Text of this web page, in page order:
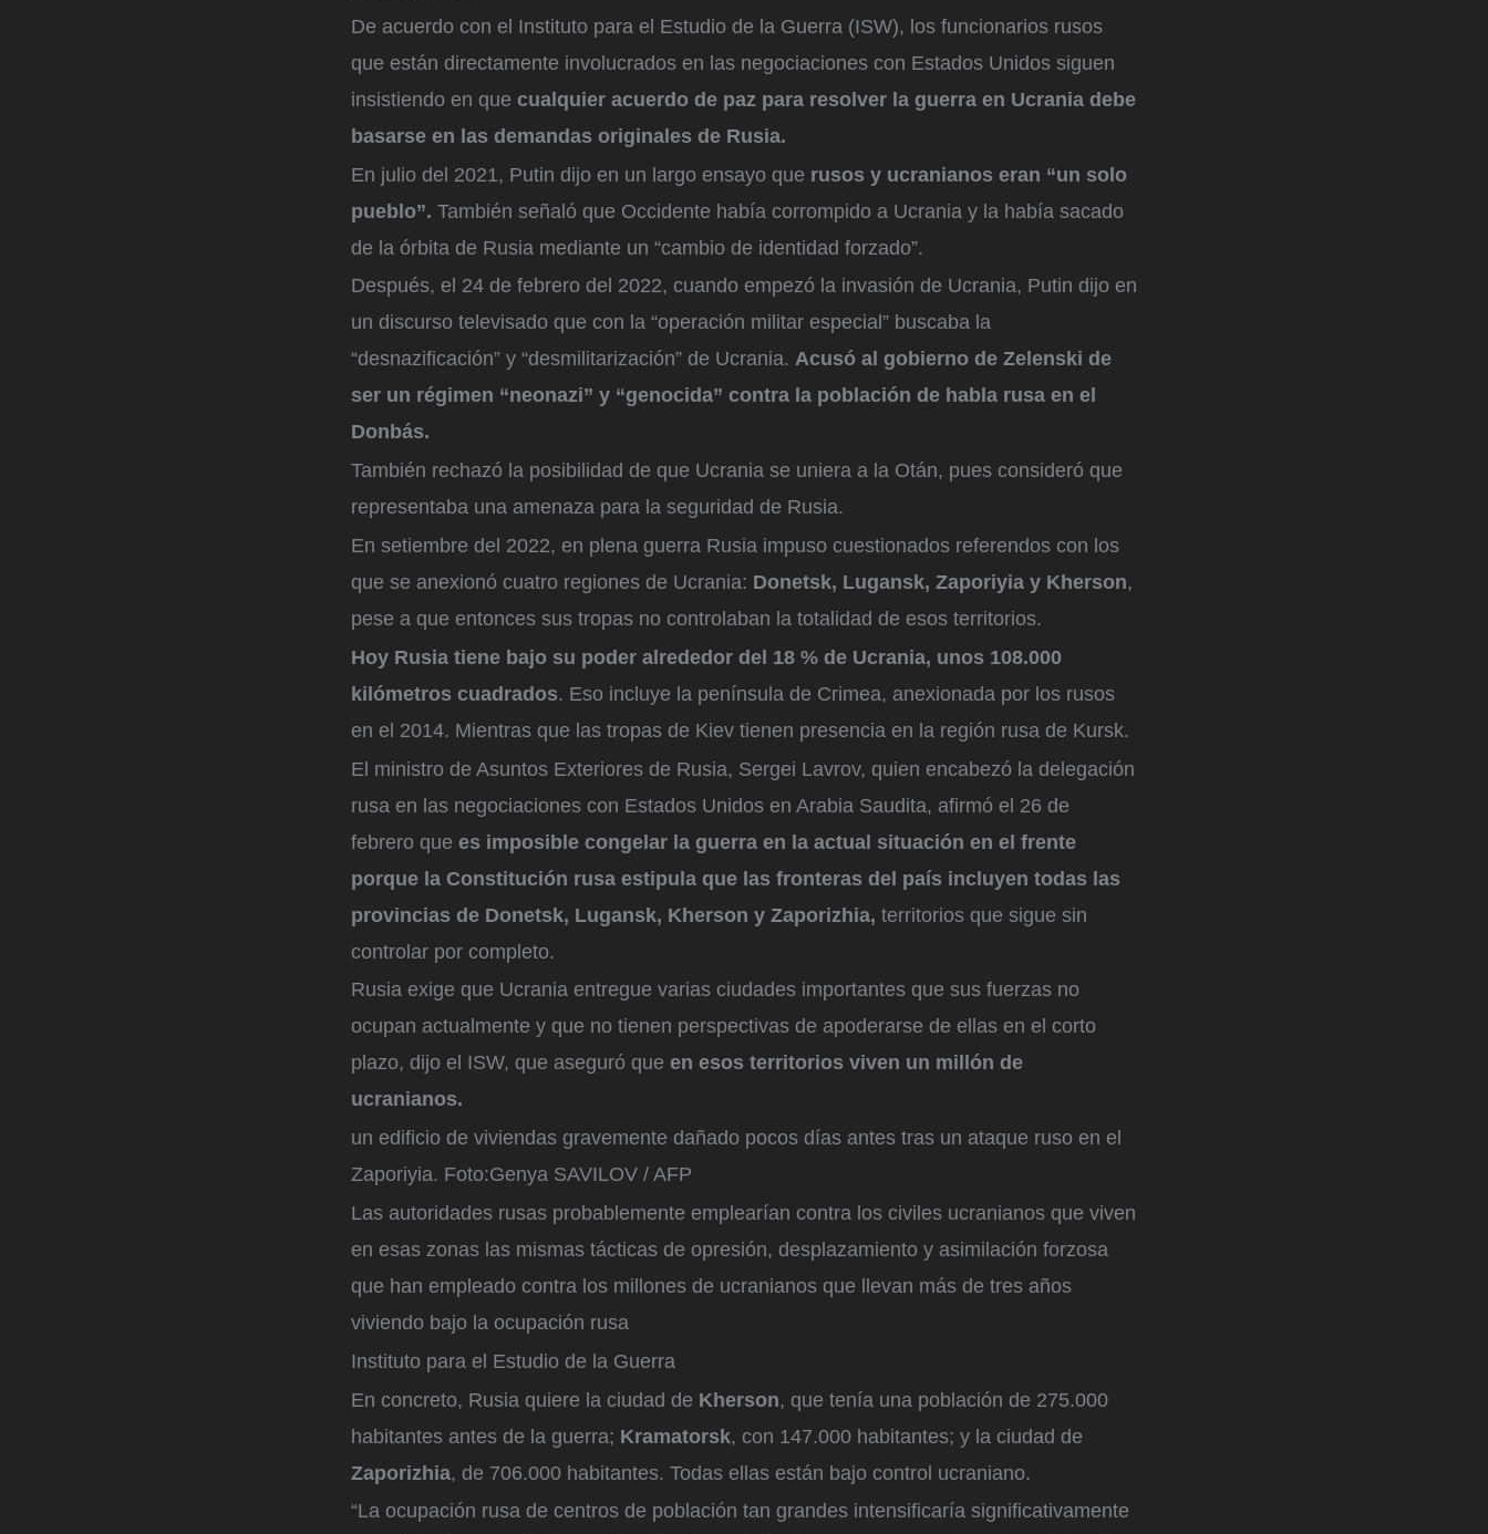
De acuerdo con el Instituto para el Estudio de la Guerra (ISW), los funcionarios rusos
que están directamente involucrados en las negociaciones con Estados Unidos siguen
insistiendo en que cualquier acuerdo de paz para resolver la guerra en Ucrania debe
basarse en las demandas originales de Rusia.
En julio del 2021, Putin dijo en un largo ensayo que rusos y ucranianos eran “un solo
pueblo”. También señaló que Occidente había corrompido a Ucrania y la había sacado
de la órbita de Rusia mediante un “cambio de identidad forzado”.
Después, el 24 de febrero del 2022, cuando empezó la invasión de Ucrania, Putin dijo en
un discurso televisado que con la “operación militar especial” buscaba la
“desnazificación” y “desmilitarización” de Ucrania. Acusó al gobierno de Zelenski de
ser un régimen “neonazi” y “genocida” contra la población de habla rusa en el
Donbás.
También rechazó la posibilidad de que Ucrania se uniera a la Otán, pues consideró que
representaba una amenaza para la seguridad de Rusia.
En setiembre del 2022, en plena guerra Rusia impuso cuestionados referendos con los
que se anexionó cuatro regiones de Ucrania: Donetsk, Lugansk, Zaporiyia y Kherson,
pese a que entonces sus tropas no controlaban la totalidad de esos territorios.
Hoy Rusia tiene bajo su poder alrededor del 18 % de Ucrania, unos 108.000
kilómetros cuadrados. Eso incluye la península de Crimea, anexionada por los rusos
en el 2014. Mientras que las tropas de Kiev tienen presencia en la región rusa de Kursk.
El ministro de Asuntos Exteriores de Rusia, Sergei Lavrov, quien encabezó la delegación
rusa en las negociaciones con Estados Unidos en Arabia Saudita, afirmó el 26 de
febrero que es imposible congelar la guerra en la actual situación en el frente
porque la Constitución rusa estipula que las fronteras del país incluyen todas las
provincias de Donetsk, Lugansk, Kherson y Zaporizhia, territorios que sigue sin
controlar por completo.
Rusia exige que Ucrania entregue varias ciudades importantes que sus fuerzas no
ocupan actualmente y que no tienen perspectivas de apoderarse de ellas en el corto
plazo, dijo el ISW, que aseguró que en esos territorios viven un millón de
ucranianos.
un edificio de viviendas gravemente dañado pocos días antes tras un ataque ruso en el
Zaporiyia. Foto:Genya SAVILOV / AFP
Las autoridades rusas probablemente emplearían contra los civiles ucranianos que viven
en esas zonas las mismas tácticas de opresión, desplazamiento y asimilación forzosa
que han empleado contra los millones de ucranianos que llevan más de tres años
viviendo bajo la ocupación rusa
Instituto para el Estudio de la Guerra
En concreto, Rusia quiere la ciudad de Kherson, que tenía una población de 275.000
habitantes antes de la guerra; Kramatorsk, con 147.000 habitantes; y la ciudad de
Zaporizhia, de 706.000 habitantes. Todas ellas están bajo control ucraniano.
“La ocupación rusa de centros de población tan grandes intensificaría significativamente